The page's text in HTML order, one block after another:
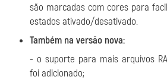
são marcadas com cores para
estados ativado/desativado.
Também na versão nova:
- o suporte para mais arquivos
foi adicionado;